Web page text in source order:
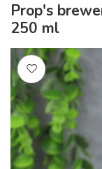
Prop's
250 ml